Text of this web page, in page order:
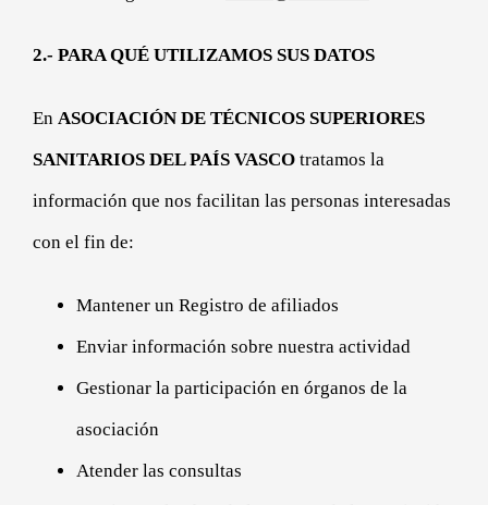
2.- PARA QUÉ UTILIZAMOS SUS DATOS
En ASOCIACIÓN DE TÉCNICOS SUPERIORES
SANITARIOS DEL PAÍS VASCOtratamos la
información que nos facilitan las personas interesadas
con el fin de:
Mantener un Registro de afiliados
Enviar información sobre nuestra actividad
Gestionar la participación en órganos de la
asociación
Atender las consultas